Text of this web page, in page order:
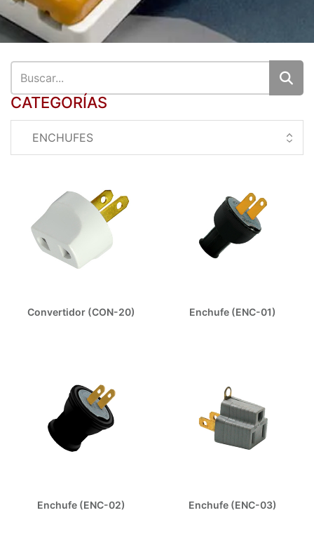
CATEGORÍAS
Convertidor (CON-20) Enchufe (ENC-01)
Enchufe (ENC-02) Enchufe (ENC-03)